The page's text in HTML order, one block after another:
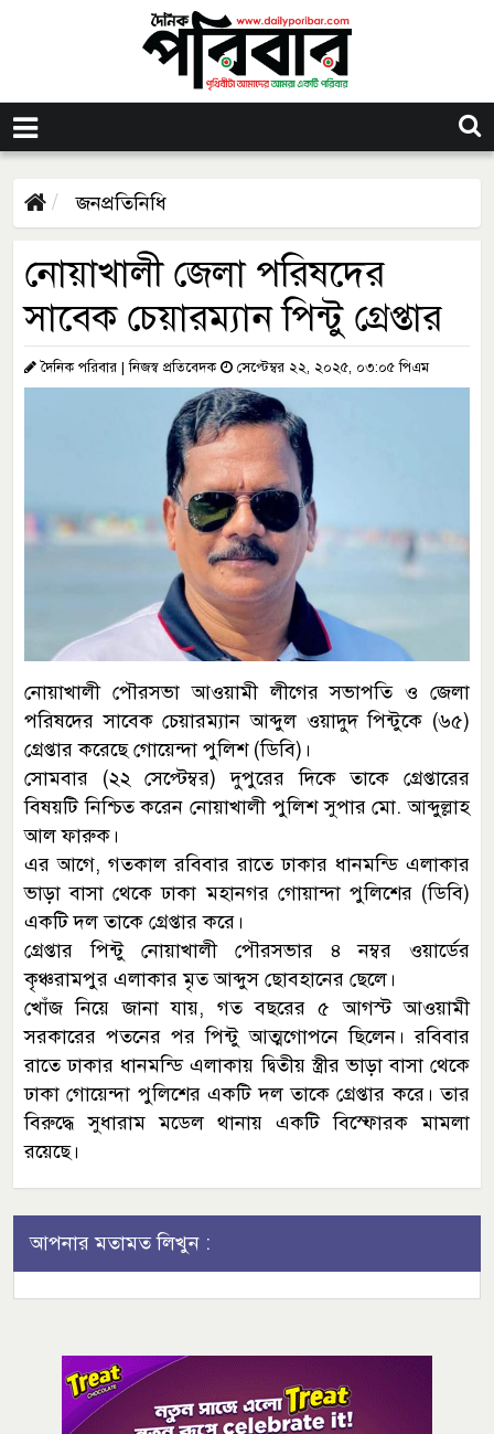
জনপ্রতিনিধি
নোয়াখালী জেলা পরিষদের
সাবেক চেয়ারম্যান পিন্টু গ্রেপ্তার
দৈনিক পরিবার | নিজস্ব প্রতিবেদক সেপ্টেম্বর ২২, ২০২৫, ০৩:০৫ পিএম
নোয়াখালী পৌরসভা আওয়ামী লীগের সভাপতি ও জেলা
পরিষদের সাবেক চেয়ারম্যান আব্দুল ওয়াদুদ পিন্টুকে (৬৫)
গ্রেপ্তার করেছে গোয়েন্দা পুলিশ (ডিবি)।
সোমবার (২২ সেপ্টেম্বর) দুপুরের দিকে তাকে গ্রেপ্তারের
বিষয়টি নিশ্চিত করেন নোয়াখালী পুলিশ সুপার মো. আব্দুল্লাহ
আল ফারুক।
এর আগে, গতকাল রবিবার রাতে ঢাকার ধানমন্ডি এলাকার
ভাড়া বাসা থেকে ঢাকা মহানগর গোয়ান্দা পুলিশের (ডিবি)
একটি দল তাকে গ্রেপ্তার করে।
গ্রেপ্তার পিন্টু নোয়াখালী পৌরসভার ৪ নম্বর ওয়ার্ডের
কৃঞ্চরামপুর এলাকার মৃত আব্দুস ছোবহানের ছেলে।
খোঁজ নিয়ে জানা যায়, গত বছরের ৫ আগস্ট আওয়ামী
সরকারের পতনের পর পিন্টু আত্মগোপনে ছিলেন। রবিবার
রাতে ঢাকার ধানমন্ডি এলাকায় দ্বিতীয় স্ত্রীর ভাড়া বাসা থেকে
ঢাকা গোয়েন্দা পুলিশের একটি দল তাকে গ্রেপ্তার করে। তার
বিরুদ্ধে সুধারাম মডেল থানায় একটি বিস্ফোরক মামলা
রয়েছে।
আপনার মতামত লিখুন :